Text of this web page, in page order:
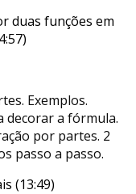
duas funções em
Exemplos.
decorar a fórmula.
por partes. 2
passo a passo.
(13:49)